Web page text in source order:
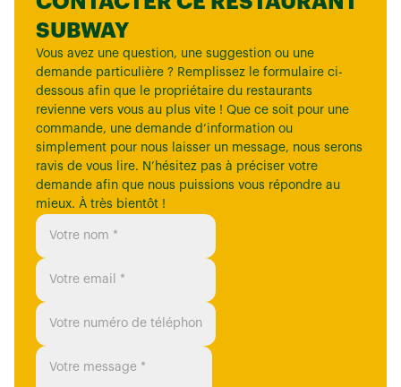
SUBWAY
Vous avez une question, une suggestion ou une
demande particulière ? Remplissez le formulaire ci-
dessous afin que le propriétaire du restaurants
revienne vers vous au plus vite ! Que ce soit pour une
commande, une demande d’information ou
simplement pour nous laisser un message, nous serons
ravis de vous lire. N’hésitez pas à préciser votre
demande afin que nous puissions vous répondre au
mieux. À très bientôt !